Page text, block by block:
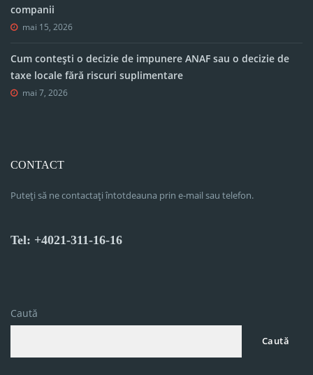
companii
mai 15, 2026
Cum contești o decizie de impunere ANAF sau o decizie de
taxe locale fără riscuri suplimentare
mai 7, 2026
CONTACT
Puteți să ne contactați întotdeauna prin e-mail sau telefon.
Tel: +4021-311-16-16
Caută
Caută